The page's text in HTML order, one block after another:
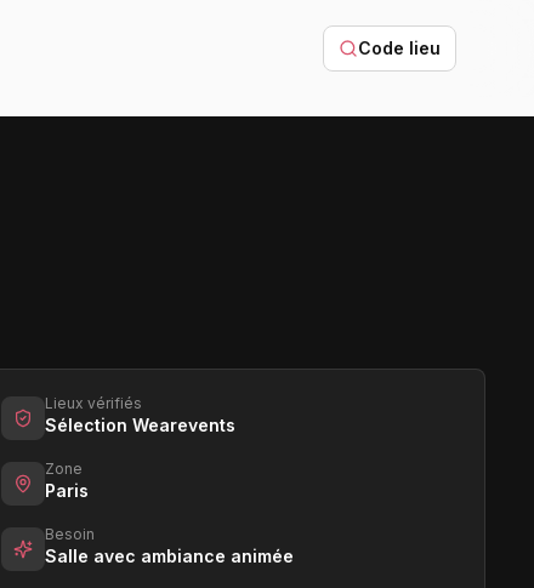
Code lieu
Lieux vérifiés
Sélection Wearevents
Zone
Paris
Besoin
Salle avec ambiance animée